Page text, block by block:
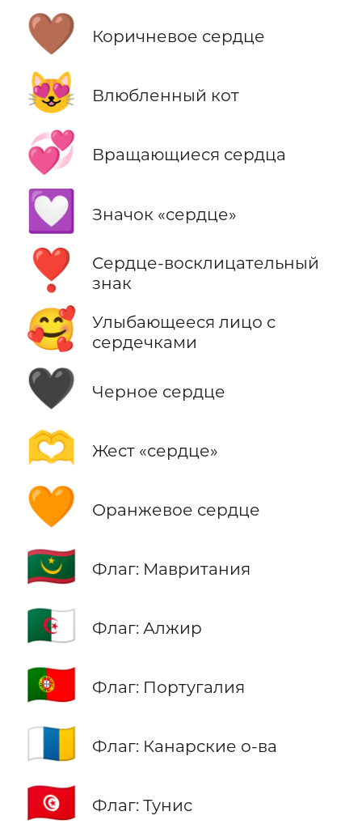
🤎 Коричневое сердце
😻 Влюбленный кот
💞 Вращающиеся сердца
💟 Значок «сердце»
❣️
Сердце-восклицательный
знак
🥰
Улыбающееся лицо с
сердечками
🖤 Черное сердце
🫶 Жест «сердце»
🧡 Оранжевое сердце
🇲🇷 Флаг: Мавритания
🇩🇿 Флаг: Алжир
🇵🇹 Флаг: Португалия
🇮🇨 Флаг: Канарские о-ва
🇹🇳 Флаг: Тунис